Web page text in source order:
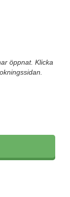
öppnat. Klicka